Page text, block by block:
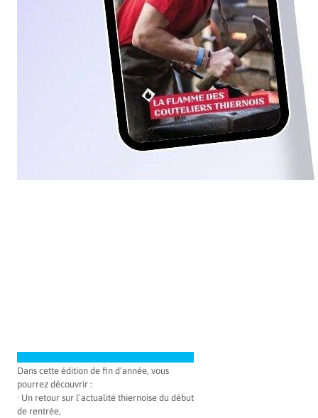
Dans cette édition de fin d’année, vous
pourrez découvrir :
· Un retour sur l’actualité thiernoise du début
de rentrée,